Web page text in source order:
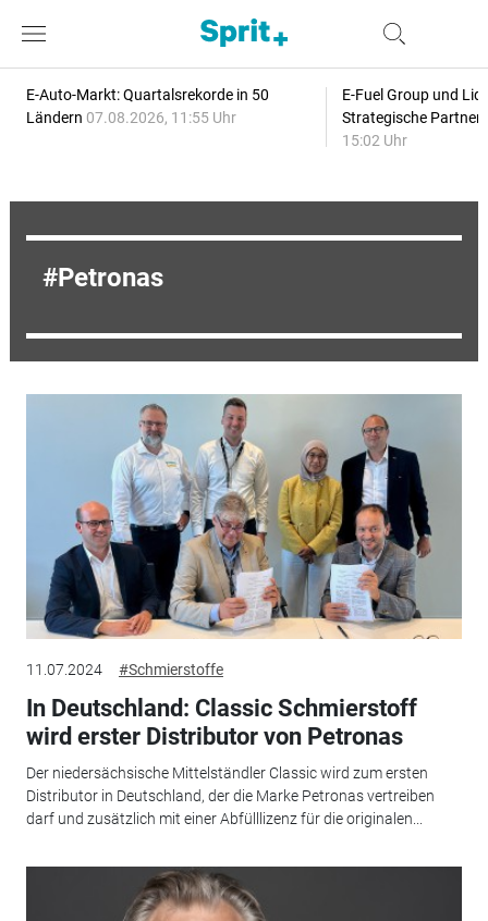
E-Auto-Markt: Quartalsrekorde in 50
Ländern 07.08.2026, 11:55 Uhr
E-Fuel Group und
Strategische
15:02 Uhr
Petronas
11.07.2024 #Schmierstoffe
In Deutschland: Classic Schmierstoff
wird erster Distributor von Petronas
Der niedersächsische Mittelständler Classic wird zum ersten
Distributor in Deutschland, der die Marke Petronas vertreiben
darf und zusätzlich mit einer Abfülllizenz für die originalen...